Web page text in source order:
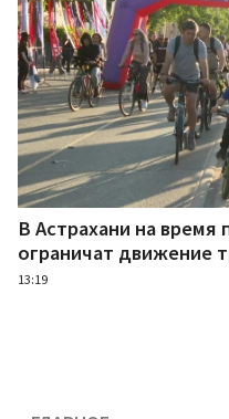
В Астрахани на
ограничат движение
13:19